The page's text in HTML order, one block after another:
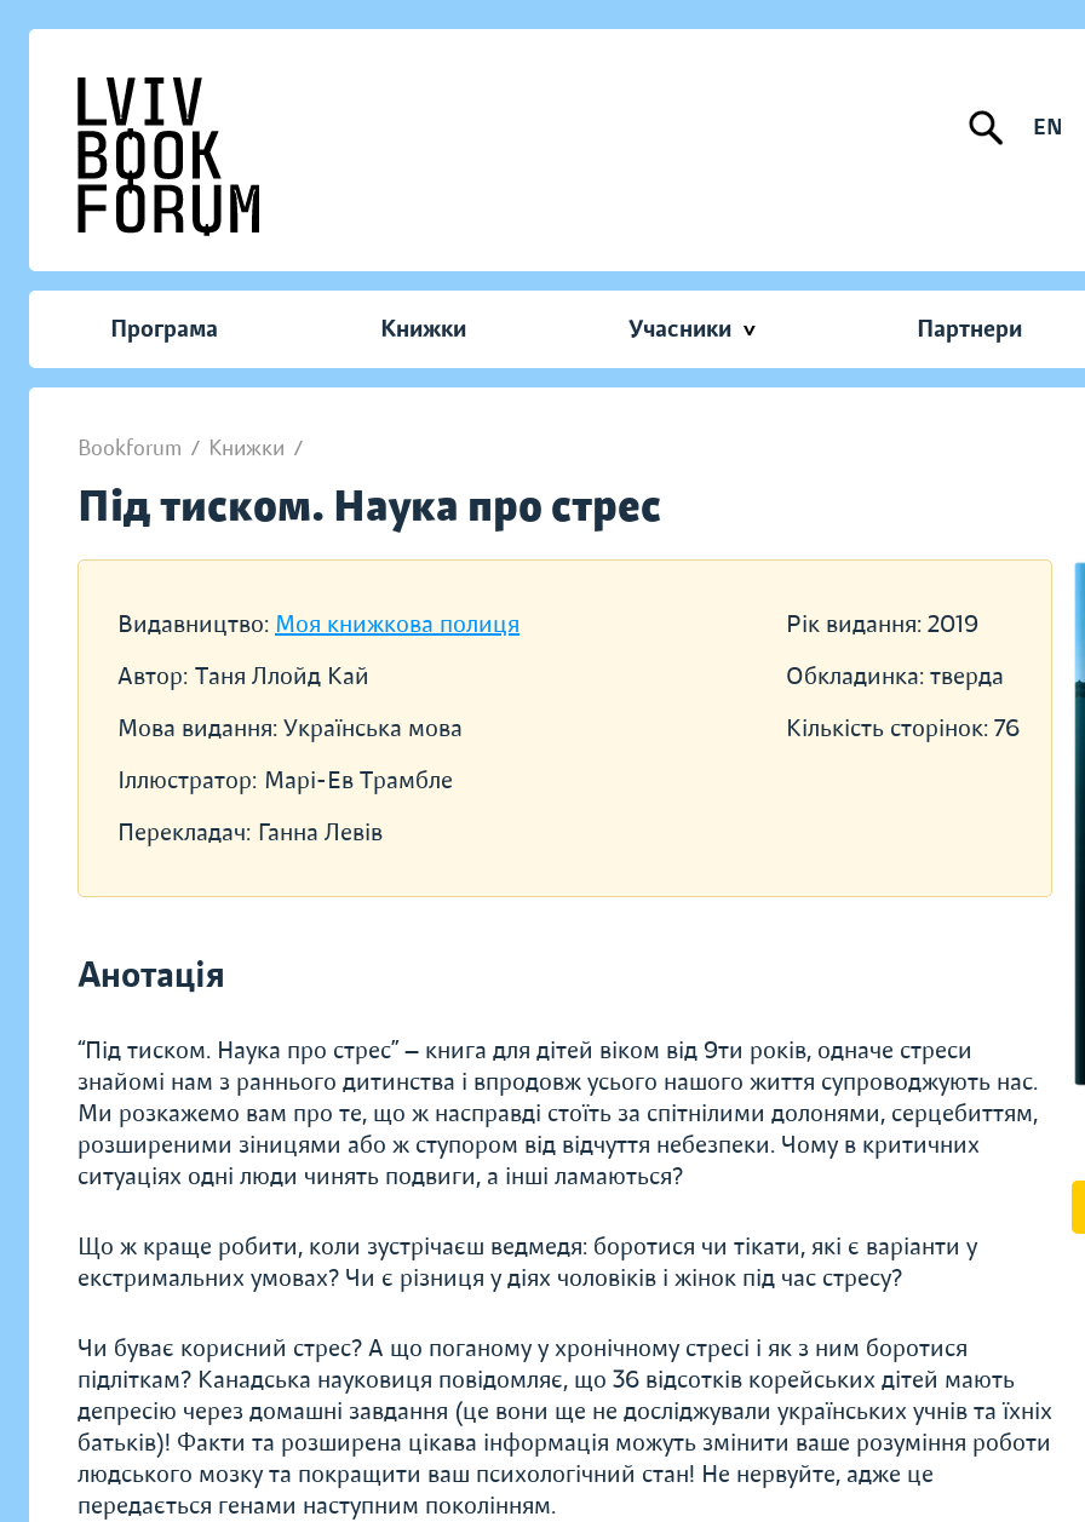
EN
Програма Книжки Учасники Партнери
Bookforum / Книжки /
Під тиском. Наука про стрес
Видавництво: Моя книжкова полиця
Автор: Таня Ллойд Кай
Мова видання: Українська мова
Іллюстратор: Марі-Ев Трамбле
Перекладач: Ганна Левів
Рік видання: 2019
Обкладинка: тверда
Кількість сторінок: 76
Анотація
“Під тиском. Наука про стрес” — книга для дітей віком від 9ти років, одначе стреси
знайомі нам з раннього дитинства і впродовж усього нашого життя супроводжують нас.
Ми розкажемо вам про те, що ж насправді стоїть за спітнілими долонями, серцебиттям,
розширеними зіницями або ж ступором від відчуття небезпеки. Чому в критичних
ситуаціях одні люди чинять подвиги, а інші ламаються?
Що ж краще робити, коли зустрічаєш ведмедя: боротися чи тікати, які є варіанти у
екстримальних умовах? Чи є різниця у діях чоловіків і жінок під час стресу?
Чи буває корисний стрес? А що поганому у хронічному стресі і як з ним боротися
підліткам? Канадська науковиця повідомляє, що 36 відсотків корейських дітей мають
депресію через домашні завдання (це вони ще не досліджували українських учнів та їхніх
батьків)! Факти та розширена цікава інформація можуть змінити ваше розуміння роботи
людського мозку та покращити ваш психологічний стан! Не нервуйте, адже це
передається генами наступним поколінням.